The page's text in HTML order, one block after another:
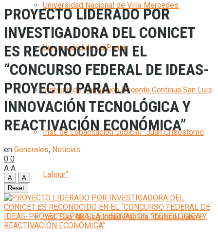
Universidad Nacional de Villa Mercedes
Universidad de La Punta
Instituto de Formación Docente Continua San Luis
Inst. de Capacitación Judicial “Juan Crisóstomo
Lafinur”
Inst. Sup. de Seguridad Pública “Coronel Juan P.
PROYECTO LIDERADO POR
INVESTIGADORA DEL CONICET
ES RECONOCIDO EN EL
“CONCURSO FEDERAL DE IDEAS-
PROYECTO PARA LA
INNOVACIÓN TECNOLÓGICA Y
REACTIVACIÓN ECONÓMICA”
en Generales, Noticias
0 0
A A
A
A
Reset